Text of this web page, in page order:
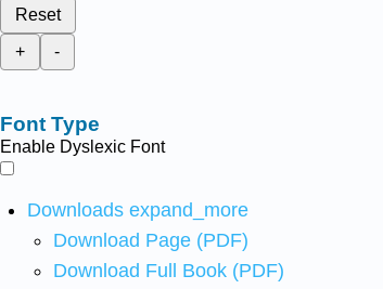
Reset
+
-
Font Type
Enable Dyslexic Font
Downloads expand_more
Download Page (PDF)
Download Full Book (PDF)